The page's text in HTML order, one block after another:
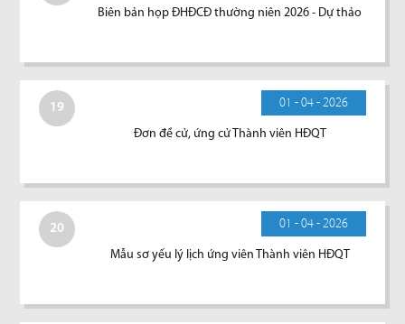
Biên bản họp ĐHĐCĐ thường niên 2026 - Dự thảo
19 01 - 04 - 2026
Đơn đề cử, ứng cử Thành viên HĐQT
20 01 - 04 - 2026
Mẫu sơ yếu lý lịch ứng viên Thành viên HĐQT